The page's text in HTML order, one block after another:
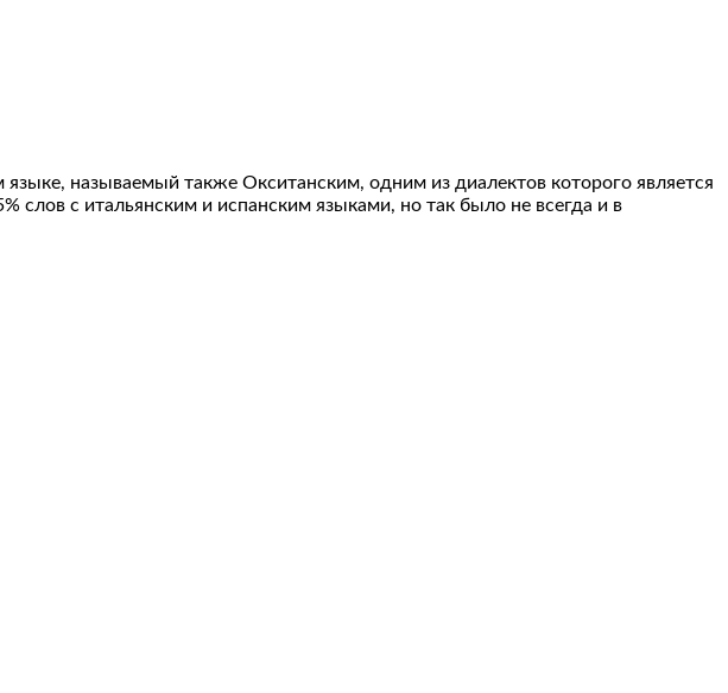
называемый также Окситанским, одним из диалектов которого является
слов с итальянским и испанским языками, но так было не всегда и в